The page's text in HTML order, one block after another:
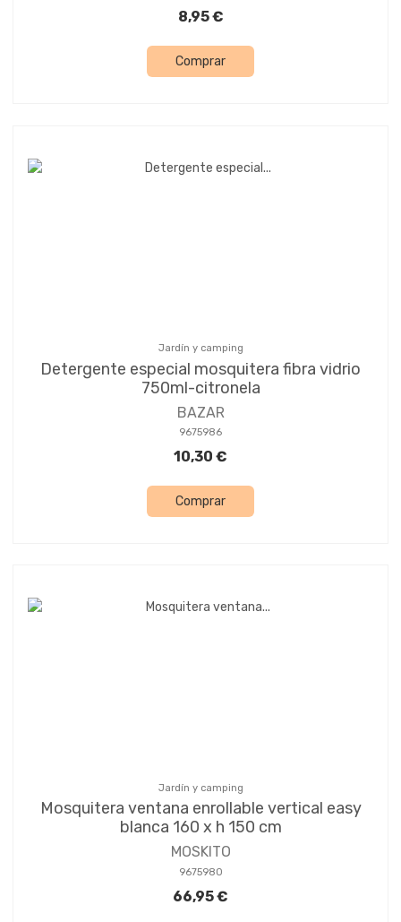
8,95 €
Comprar
Jardín y camping
Detergente especial mosquitera fibra vidrio
750ml-citronela
BAZAR
9675986
10,30 €
Comprar
Jardín y camping
Mosquitera ventana enrollable vertical easy
blanca 160 x h 150 cm
MOSKITO
9675980
66,95 €